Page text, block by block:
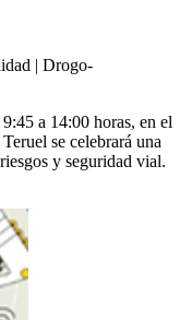
| Drogo-
a 14:00 horas, en el
se celebrará una
y seguridad vial.